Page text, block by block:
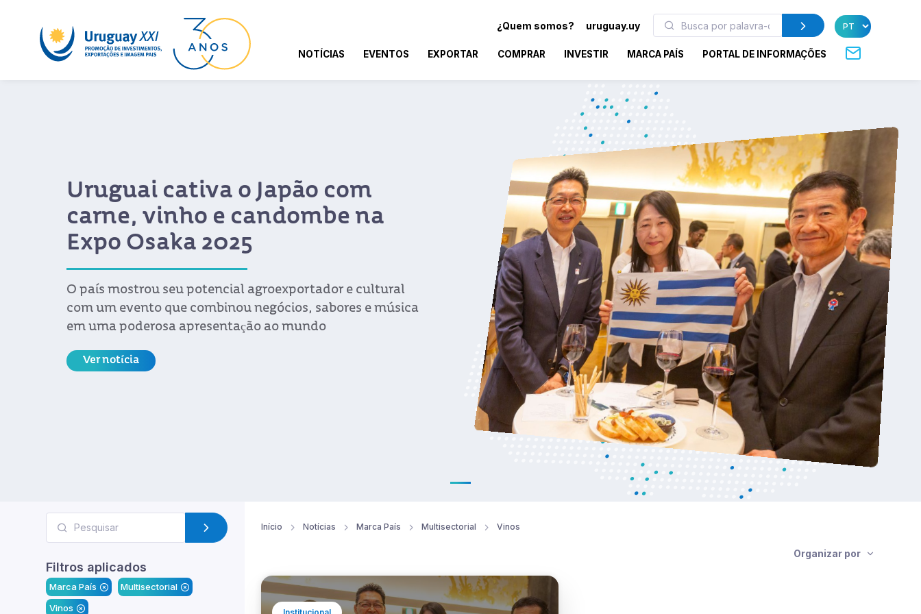
¿Quem somos? uruguay.uy
NOTÍCIAS EVENTOS EXPORTAR COMPRAR INVESTIR MARCA PAÍS PORTAL DE INFORMAÇÕES
Uruguai cativa o Japão com
carne, vinho e candombe na
Expo Osaka 2025
O país mostrou seu potencial agroexportador e cultural
com um evento que combinou negócios, sabores e música
em uma poderosa apresentação ao mundo
Ver notícia
Filtros aplicados
Marca País
Multisectorial
Vinos
Início Notícias Marca País Multisectorial Vinos
Organizar por